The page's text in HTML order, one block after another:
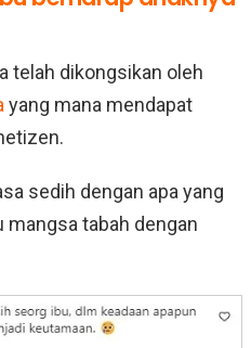
telah dikongsikan oleh
yang mana mendapat
sedih dengan apa yang
mangsa tabah dengan